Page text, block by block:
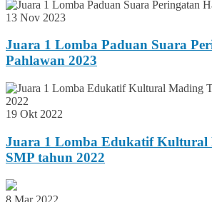
13 Nov 2023
Juara 1 Lomba Paduan Suara
Pahlawan 2023
19 Okt 2022
Juara 1 Lomba Edukatif
SMP tahun 2022
8 Mar 2022